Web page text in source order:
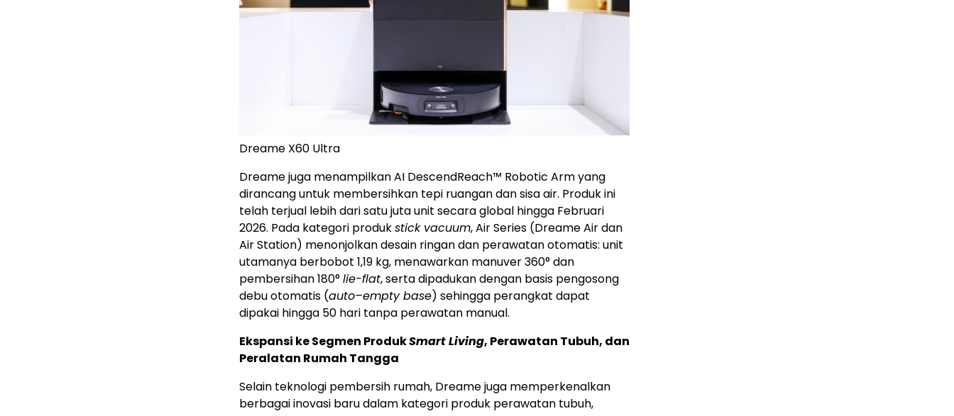
Dreame X60 Ultra
Dreame juga menampilkan AI DescendReach™ Robotic Arm yang
dirancang untuk membersihkan tepi ruangan dan sisa air. Produk ini
telah terjual lebih dari satu juta unit secara global hingga Februari
2026. Pada kategori produkstick vacuum, Air Series (Dreame Air dan
Air Station) menonjolkan desain ringan dan perawatan otomatis: unit
utamanya berbobot 1,19 kg, menawarkan manuver 360° dan
pembersihan 180°lie-flat, serta dipadukan dengan basis pengosong
debu otomatis (auto–empty base) sehingga perangkat dapat
dipakai hingga 50 hari tanpa perawatan manual.
Ekspansi ke Segmen ProdukSmart Living, Perawatan Tubuh, dan
Peralatan Rumah Tangga
Selain teknologi pembersih rumah, Dreame juga memperkenalkan
berbagai inovasi baru dalam kategori produk perawatan tubuh,